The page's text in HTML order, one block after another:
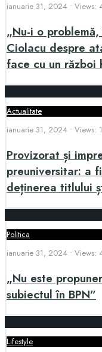
ianuarie 31, 2024 • Views:
„Nu-i o
Ciolacu despre
face cu un război
Actualitate
ianuarie 31, 2024 • Views:
Provizorat și
preuniversitar: a
deținerea titlului
Politica
ianuarie 31, 2024 • Views:
„Nu este
subiectul în BPN”
Lifestyle